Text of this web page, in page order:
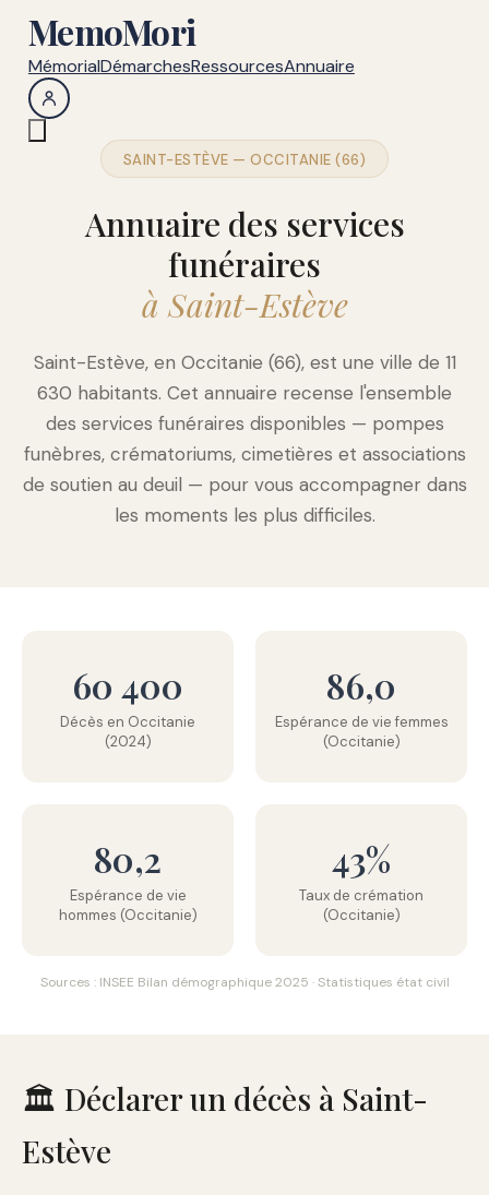
MemoMori
MémorialDémarchesRessourcesAnnuaire
SAINT-ESTÈVE — OCCITANIE (66)
Annuaire des services
funéraires
à Saint-Estève
Saint-Estève, en Occitanie (66), est une ville de 11
630 habitants. Cet annuaire recense l'ensemble
des services funéraires disponibles — pompes
funèbres, crématoriums, cimetières et associations
de soutien au deuil — pour vous accompagner dans
les moments les plus difficiles.
60 400
Décès en Occitanie
(2024)
86,0
Espérance de vie femmes
(Occitanie)
80,2
Espérance de vie
hommes (Occitanie)
43%
Taux de crémation
(Occitanie)
Sources : INSEE Bilan démographique 2025 · Statistiques état civil
🏛️ Déclarer un décès à Saint-
Estève